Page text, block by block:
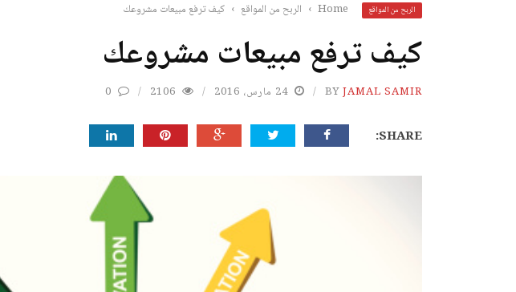
الربح من المواقع Home
› الربح من المواقع › كيف ترفع مبيعات مشروعك
كيف ترفع مبيعات مشروعك
BYJAMAL SAMIR 24 مارس، 2016 2106
0
SHARE: